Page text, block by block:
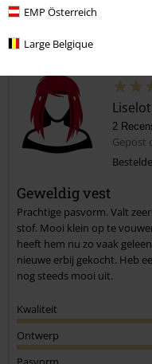
EMP Österreich
Large Belgique
Commentaar versturen
2
Gepost
Geweldig vest
Prachtige pasvorm. Valt
stof. Mooi klein op te
heeft hem nu zo vaak
nieuwe erbij gekocht. Heb
nog steeds mooi uit.
Kwaliteit
Ontwerp